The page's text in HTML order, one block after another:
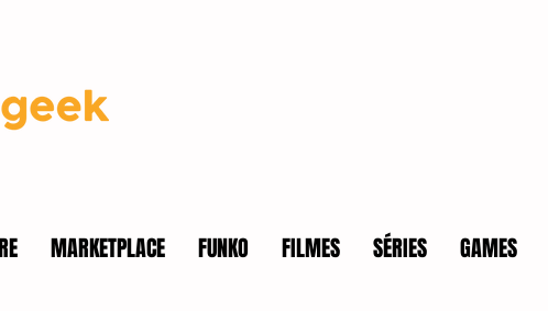
MARKETPLACE FUNKO FILMES SÉRIES GAMES